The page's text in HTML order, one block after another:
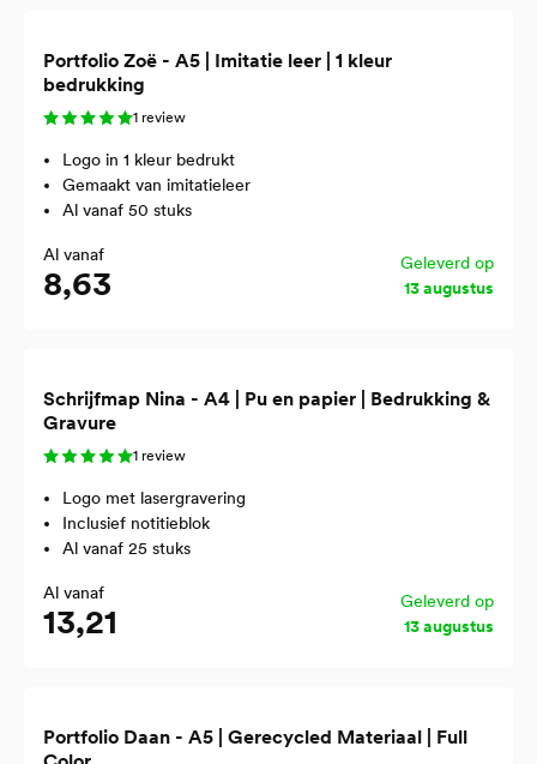
Portfolio Zoë - A5 | Imitatie leer | 1 kleur
bedrukking
1 review
Logo in 1 kleur bedrukt
Gemaakt van imitatieleer
Al vanaf 50 stuks
Al vanaf
8,63
Geleverd op
13 augustus
Schrijfmap Nina - A4 | Pu en papier | Bedrukking &
Gravure
1 review
Logo met lasergravering
Inclusief notitieblok
Al vanaf 25 stuks
Al vanaf
13,21
Geleverd op
13 augustus
Portfolio Daan - A5 | Gerecycled Materiaal | Full